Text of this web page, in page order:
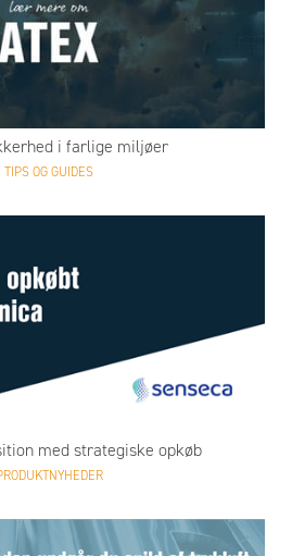
i farlige miljøer
TIPS OG GUIDES
med strategiske opkøb